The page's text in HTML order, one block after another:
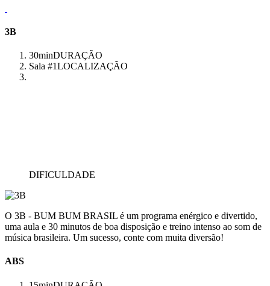
3B
30minDURAÇÃO
Sala #1LOCALIZAÇÃO
DIFICULDADE
O 3B - BUM BUM BRASIL é um programa enérgico e divertido,
uma aula e 30 minutos de boa disposição e treino intenso ao som de
música brasileira. Um sucesso, conte com muita diversão!
ABS